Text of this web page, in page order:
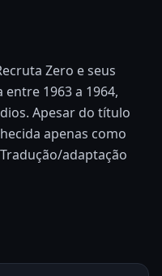
Zero e seus
1963 a 1964,
Apesar do título
apenas como
adaptação